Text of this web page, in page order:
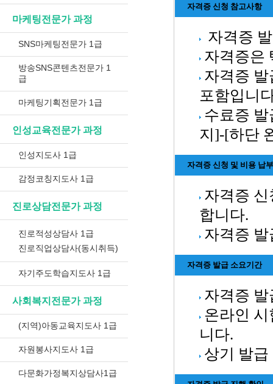
마케팅전문가 과정
SNS마케팅전문가 1급
방송SNS콘텐츠전문가 1
급
마케팅기획전문가 1급
인성교육전문가 과정
인성지도사 1급
감정코칭지도사 1급
진로상담전문가 과정
진로적성상담사 1급
진로직업상담사(동시취득)
자기주도학습지도사 1급
사회복지전문가 과정
(지역)아동교육지도사 1급
자원봉사지도사 1급
다문화가정복지상담사1급
자격증 신청 참고사항
자격증
자격증은
자격증
포함입니
수료증
지]-[하단
자격증 신청 및 비용 납부
자격증
합니다.
자격증
자격증 발급 소요기간
자격증 발
온라인
니다.
상기 발